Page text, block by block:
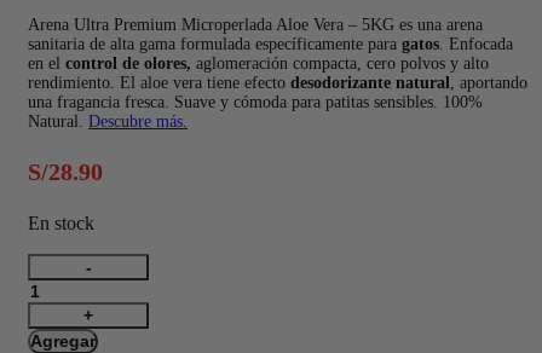
Arena Ultra Premium Microperlada Aloe Vera – 5KG es una arena
sanitaria de alta gama formulada específicamente para gatos. Enfocada
en el control de olores, aglomeración compacta, cero polvos y alto
rendimiento. El aloe vera tiene efecto desodorizante natural, aportando
una fragancia fresca. Suave y cómoda para patitas sensibles. 100%
Natural. Descubre más.
S/28.90
En stock
Ultra
Premium
Microperlada
Agregar